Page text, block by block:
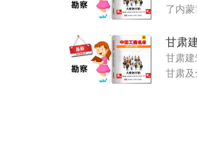
了内蒙
甘肃建
甘肃及